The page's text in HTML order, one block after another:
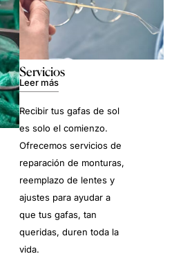
Servicios
Leer más
Recibir tus gafas de sol
es solo el comienzo.
Ofrecemos servicios de
reparación de monturas,
reemplazo de lentes y
ajustes para ayudar a
que tus gafas, tan
queridas, duren toda la
vida.